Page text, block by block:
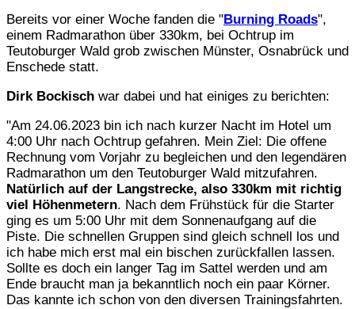
Bereits vor einer Woche fanden die "Burning Roads",
einem Radmarathon über 330km, bei Ochtrup im
Teutoburger Wald grob zwischen Münster, Osnabrück und
Enschede statt.
Dirk Bockisch war dabei und hat einiges zu berichten:
"Am 24.06.2023 bin ich nach kurzer Nacht im Hotel um
4:00 Uhr nach Ochtrup gefahren. Mein Ziel: Die offene
Rechnung vom Vorjahr zu begleichen und den legendären
Radmarathon um den Teutoburger Wald mitzufahren.
Natürlich auf der Langstrecke, also 330km mit richtig
viel Höhenmetern. Nach dem Frühstück für die Starter
ging es um 5:00 Uhr mit dem Sonnenaufgang auf die
Piste. Die schnellen Gruppen sind gleich schnell los und
ich habe mich erst mal ein bischen zurückfallen lassen.
Sollte es doch ein langer Tag im Sattel werden und am
Ende braucht man ja bekanntlich noch ein paar Körner.
Das kannte ich schon von den diversen Trainingsfahrten.